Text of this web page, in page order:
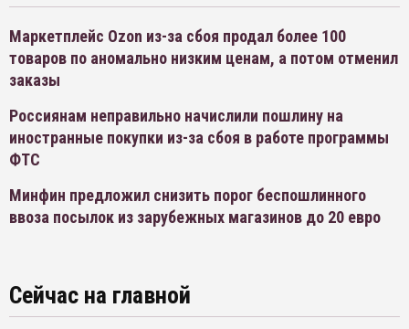
Маркетплейс Ozon из-за сбоя продал более 100
товаров по аномально низким ценам, а потом отменил
заказы
Россиянам неправильно начислили пошлину на
иностранные покупки из-за сбоя в работе программы
ФТС
Минфин предложил снизить порог беспошлинного
ввоза посылок из зарубежных магазинов до 20 евро
Сейчас на главной